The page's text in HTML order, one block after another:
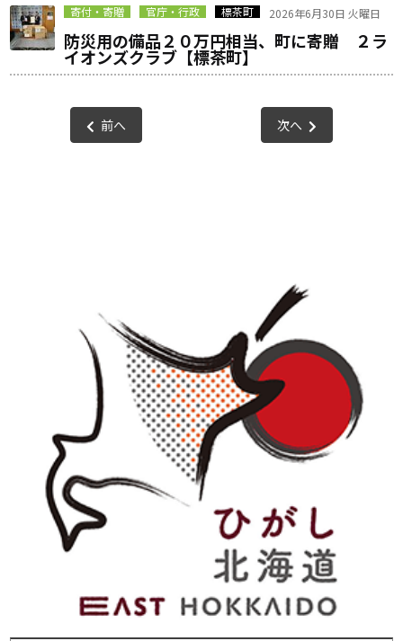
寄付・寄贈 官庁・行政 標茶町 2026年6月30日 火曜日
防災用の備品２０万円相当、町に寄贈 ２ラ
イオンズクラブ【標茶町】
前へ 次へ